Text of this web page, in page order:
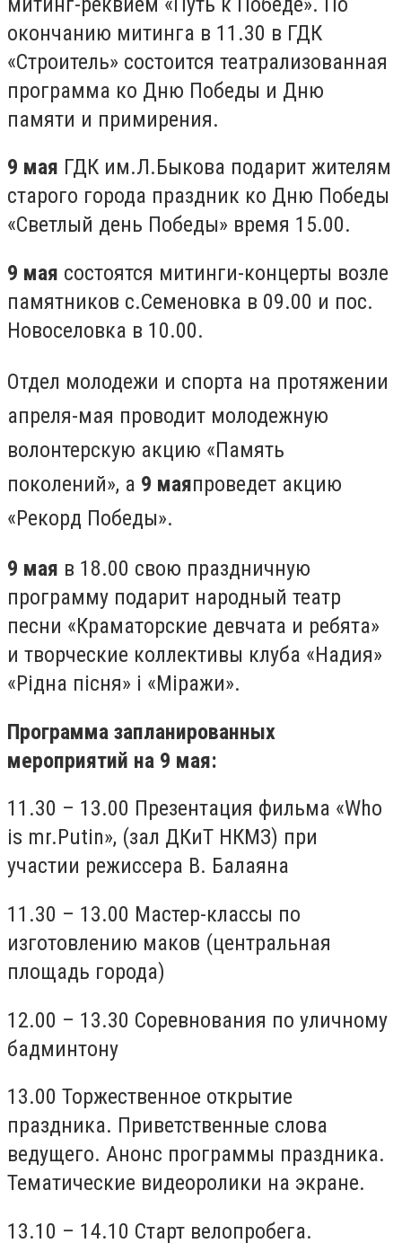
окончанию митинга в 11.30 в ГДК
«Строитель» состоится театрализованная
программа ко Дню Победы и Дню
памяти и примирения.
9 мая ГДК им.Л.Быкова подарит жителям
старого города праздник ко Дню Победы
«Светлый день Победы» время 15.00.
9 мая состоятся митинги-концерты возле
памятников с.Семеновка в 09.00 и пос.
Новоселовка в 10.00.
Отдел молодежи и спорта на протяжении
апреля-мая проводит молодежную
волонтерскую акцию «Память
поколений», а 9 маяпроведет акцию
«Рекорд Победы».
9 мая в 18.00 свою праздничную
программу подарит народный театр
песни «Краматорские девчата и ребята»
и творческие коллективы клуба «Надия»
«Рідна пісня» і «Міражи».
Программа запланированных
мероприятий на 9 мая:
11.30 – 13.00 Презентация фильма «Who
is mr.Putin», (зал ДКиТ НКМЗ) при
участии режиссера В. Балаяна
11.30 – 13.00 Мастер-классы по
изготовлению маков (центральная
площадь города)
12.00 – 13.30 Соревнования по уличному
бадминтону
13.00 Торжественное открытие
праздника. Приветственные слова
ведущего. Анонс программы праздника.
Тематические видеоролики на экране.
13.10 – 14.10 Старт велопробега.